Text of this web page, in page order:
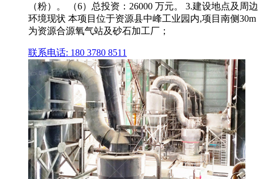
（粉）。 （6）总投资：26000 万元。 3.建设地点及周边
环境现状 本项目位于资源县中峰工业园内,项目南侧30m
为资源合源氧气站及砂石加工厂；
联系电话: 180 3780 8511